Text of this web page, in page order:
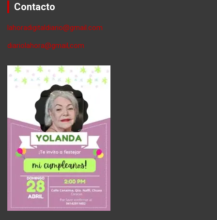
Contacto
lahoradigitaldiario@gmail.com
diariolahora@gmail,com